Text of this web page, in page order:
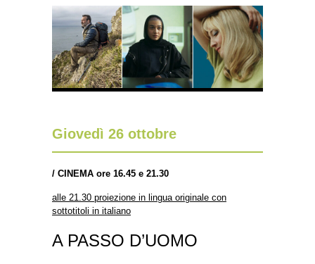
Giovedì 26 ottobre
/ CINEMA ore 16.45 e 21.30
alle 21.30 proiezione in lingua originale con
sottotitoli in italiano
A PASSO D’UOMO